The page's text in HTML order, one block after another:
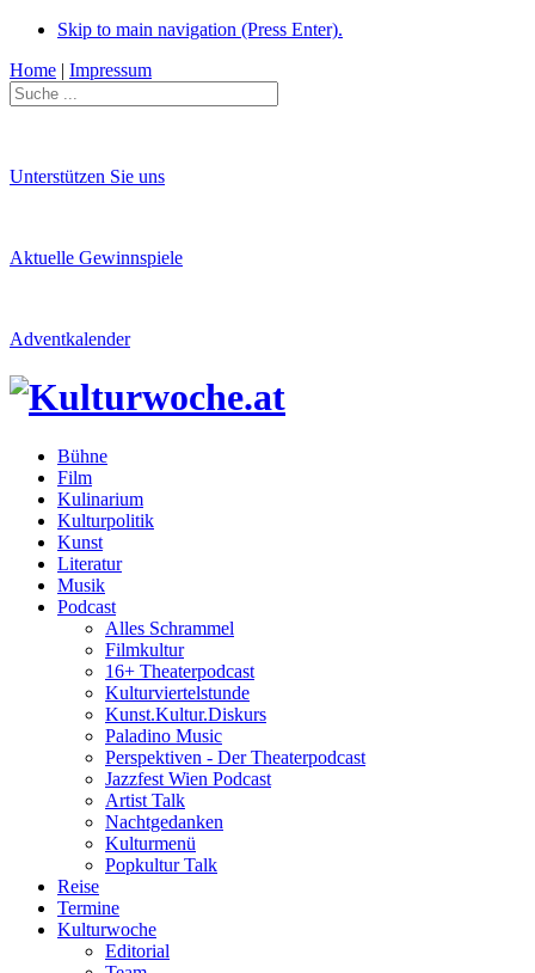
Skip to main navigation (Press Enter).
Home | Impressum
Unterstützen Sie uns
Aktuelle Gewinnspiele
Adventkalender
Bühne
Film
Kulinarium
Kulturpolitik
Kunst
Literatur
Musik
Podcast
Alles Schrammel
Filmkultur
16+ Theaterpodcast
Kulturviertelstunde
Kunst.Kultur.Diskurs
Paladino Music
Perspektiven - Der Theaterpodcast
Jazzfest Wien Podcast
Artist Talk
Nachtgedanken
Kulturmenü
Popkultur Talk
Reise
Termine
Kulturwoche
Editorial